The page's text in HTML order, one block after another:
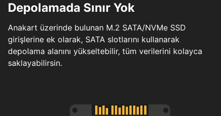
Depolamada Sınır Yok
Anakart üzerinde bulunan M.2 SATA/NVMe SSD
girişlerine ek olarak, SATA slotlarını kullanarak
depolama alanını yükseltebilir, tüm verilerini kolayca
saklayabilirsin.